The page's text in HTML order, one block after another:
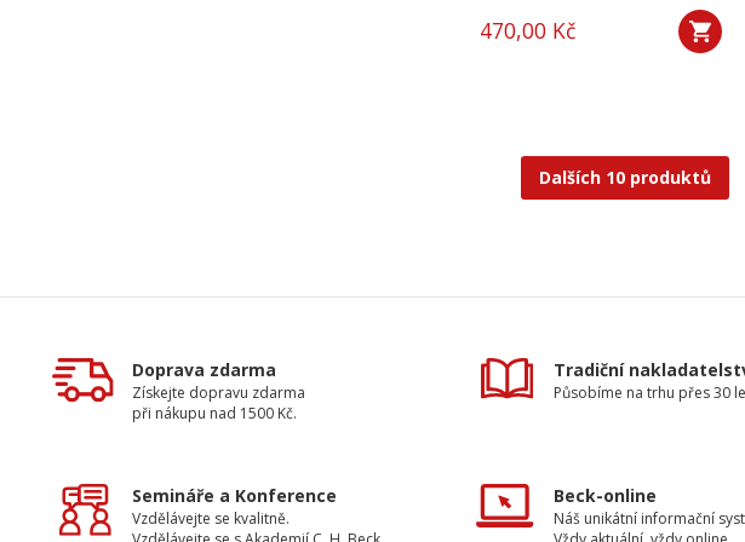
470,00 Kč
Dalších 10 produktů
Doprava zdarma
Získejte dopravu zdarma
při nákupu nad 1500 Kč.
Tradiční
Působíme na trhu přes 30
Semináře a Konference
Vzdělávejte se kvalitně.
Beck-online
Náš unikátní informační